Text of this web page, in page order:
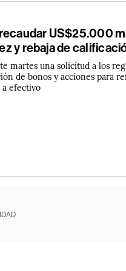
US$25.000
y rebaja de
martes una solicitud a los
de bonos y acciones para
a efectivo